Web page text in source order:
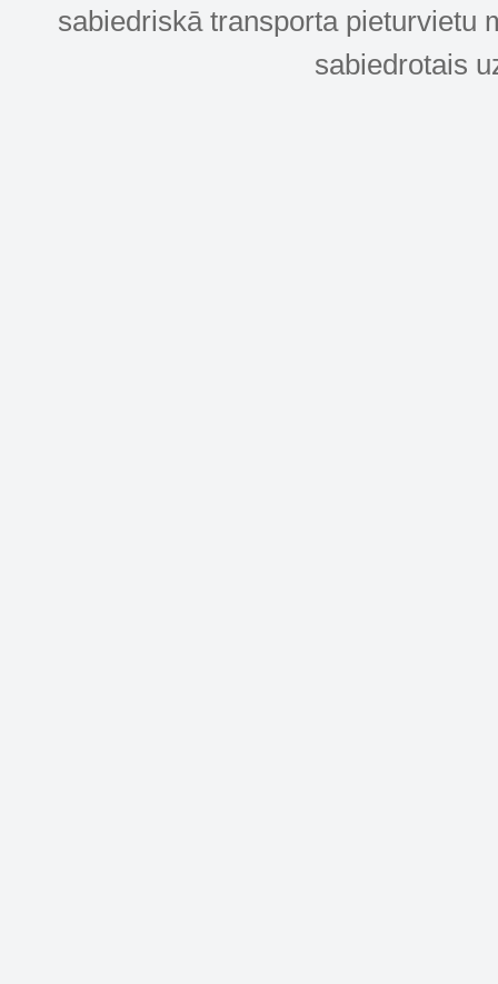
sabiedriskā transporta pieturvietu
sabiedrotais